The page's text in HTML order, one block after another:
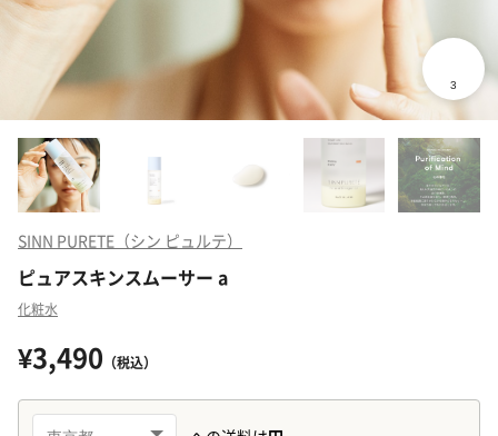
SINN PURETE（シン ピュルテ）
ピュアスキンスムーサー a
化粧水
¥3,490 （税込）